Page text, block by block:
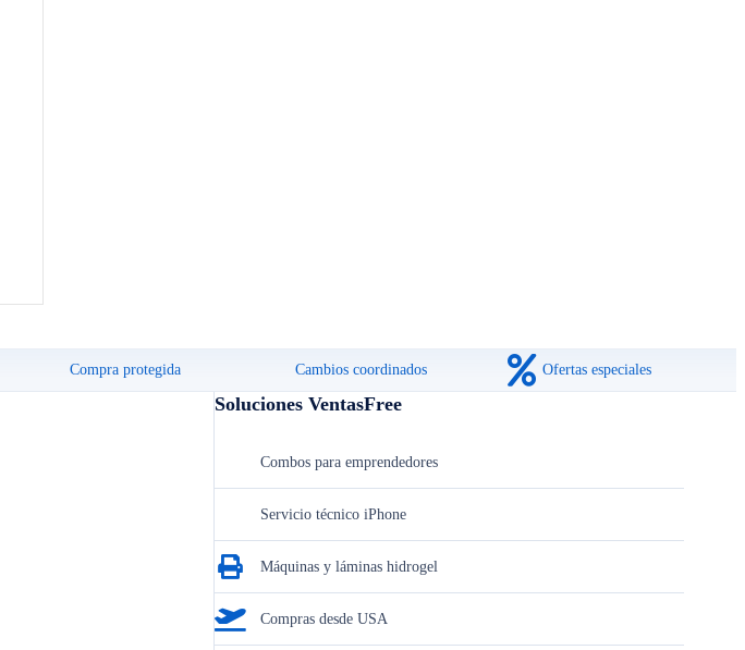
Compra protegida Cambios coordinados Ofertas especiales
Soluciones VentasFree
Combos para emprendedores
Servicio técnico iPhone
Máquinas y láminas hidrogel
Compras desde USA